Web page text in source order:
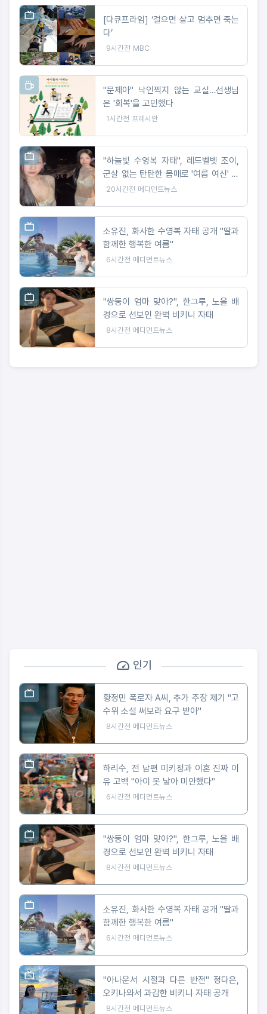
[다큐프라임] ‘걸으면 살고 멈추면 죽는
다’
9시간전 MBC
"문제아" 낙인찍지 않는 교실…선생님
은 '회복'을 고민했다
1시간전 프레시안
"하늘빛 수영복 자태", 레드벨벳 조이,
군살 없는 탄탄한 몸매로 '여름 여신' 입
증
20시간전 메디먼트뉴스
소유진, 화사한 수영복 자태 공개 "딸과
함께한 행복한 여름"
6시간전 메디먼트뉴스
"쌍둥이 엄마 맞아?", 한그루, 노을 배
경으로 선보인 완벽 비키니 자태
8시간전 메디먼트뉴스
인기
황정민 폭로자 A씨, 추가 주장 제기 "고
수위 소설 써보라 요구 받아"
8시간전 메디먼트뉴스
하리수, 전 남편 미키정과 이혼 진짜 이
유 고백 "아이 못 낳아 미안했다"
6시간전 메디먼트뉴스
"쌍둥이 엄마 맞아?", 한그루, 노을 배
경으로 선보인 완벽 비키니 자태
8시간전 메디먼트뉴스
소유진, 화사한 수영복 자태 공개 "딸과
함께한 행복한 여름"
6시간전 메디먼트뉴스
"아나운서 시절과 다른 반전" 정다은,
오키나와서 과감한 비키니 자태 공개
8시간전 메디먼트뉴스